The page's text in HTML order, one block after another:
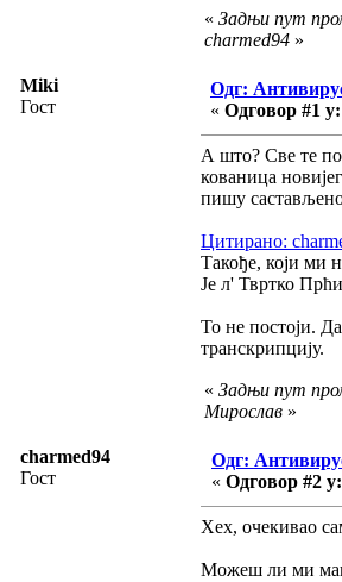
« Задњи пут
charmed94 »
Miki
Гост
Одг:
« Одговор #1 у:
А што? Све те
кованица
пишу
Цитирано:
Такође, који ми
Је л' Твртко
То не постоји.
транскрипцију.
« Задњи пут
Мирослав »
charmed94
Гост
Одг:
« Одговор #2 у:
Хех, очекивао
Можеш ли ми